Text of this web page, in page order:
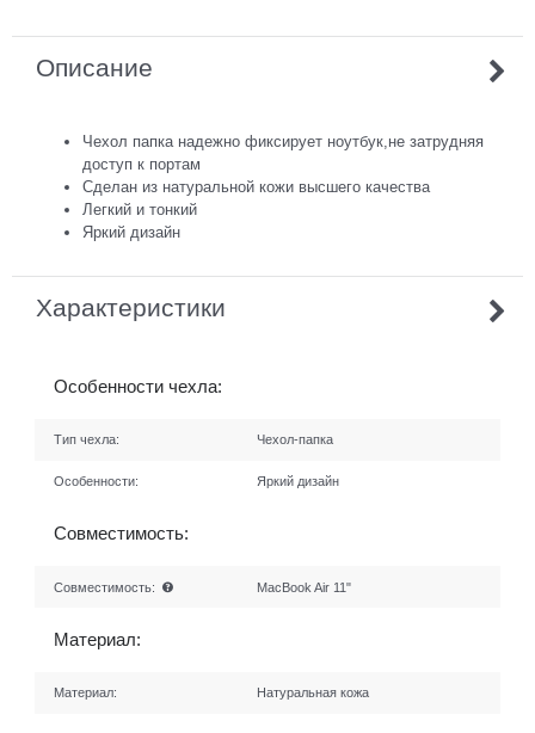
Описание
Чехол папка надежно фиксирует ноутбук,не затрудняя
доступ к портам
Сделан из натуральной кожи высшего качества
Легкий и тонкий
Яркий дизайн
Характеристики
Особенности чехла:
Тип чехла: Чехол-папка
Особенности: Яркий дизайн
Совместимость:
Совместимость: MacBook Air 11"
Материал:
Материал: Натуральная кожа